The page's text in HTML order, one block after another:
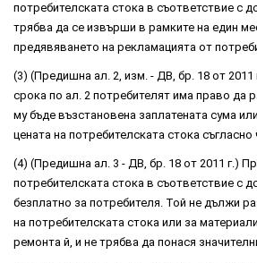
потребителската стока в съответствие с
трябва да се извърши в рамките на един
предявяването на рекламацията от
(3) (Предишна ал. 2, изм. - ДВ, бр. 18 от 2011
срока по ал. 2 потребителят има право да
му бъде възстановена заплатената сума
цената на потребителската стока съгласно
(4) (Предишна ал. 3 - ДВ, бр. 18 от 2011 г.)
потребителската стока в съответствие с
безплатно за потребителя. Той не дължи
на потребителската стока или за
ремонта й, и не трябва да понася